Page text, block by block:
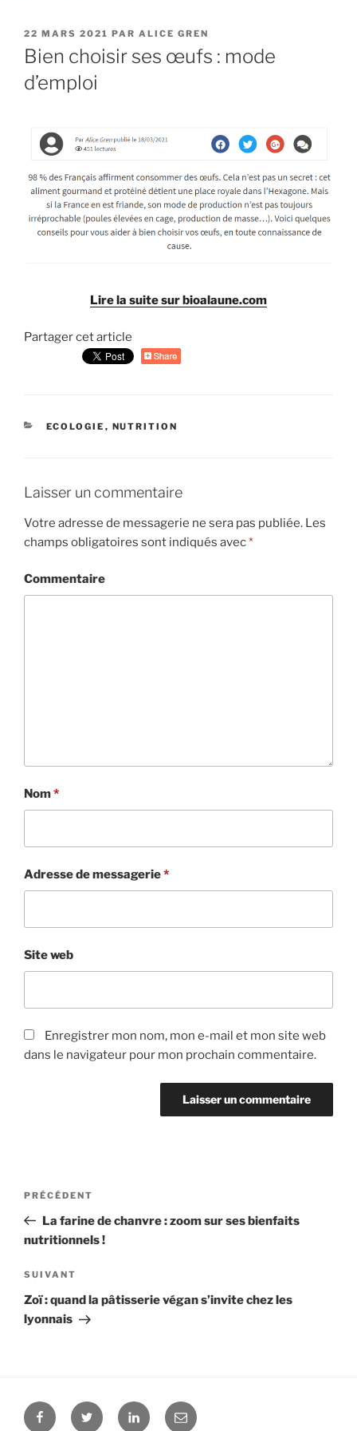
PUBLIÉ
LE
22 MARS 2021 PAR ALICE GREN
Bien choisir ses œufs : mode
d’emploi
Lire la suite sur bioalaune.com
Partager cet article
CATÉGORIES
ECOLOGIE , NUTRITION
Laisser un commentaire
Votre adresse de messagerie ne sera pas publiée. Les
champs obligatoires sont indiqués avec*
Commentaire
Nom*
Adresse de messagerie*
Site web
Enregistrer mon nom, mon e-mail et mon site web
dans le navigateur pour mon prochain commentaire.
Navigation
l’article
Article
précédent
PRÉCÉDENT
La farine de chanvre : zoom sur ses bienfaits
nutritionnels !
Article
suivant
SUIVANT
Zoï : quand la pâtisserie végan s’invite chez les
lyonnais
FacebookTwitter LinkedinE-